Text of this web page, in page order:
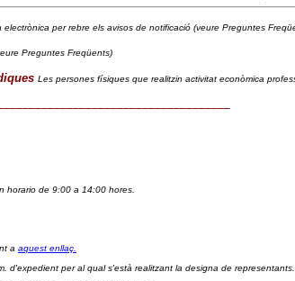
per rebre els avisos de notificació (veure Preguntes
Preguntes Freqüents)
Les persones físiques que realitzin activitat econòmica
horario de 9:00 a 14:00 hores.
a aquest enllaç.
d'expedient per al qual s'està realitzant la designa de representants.